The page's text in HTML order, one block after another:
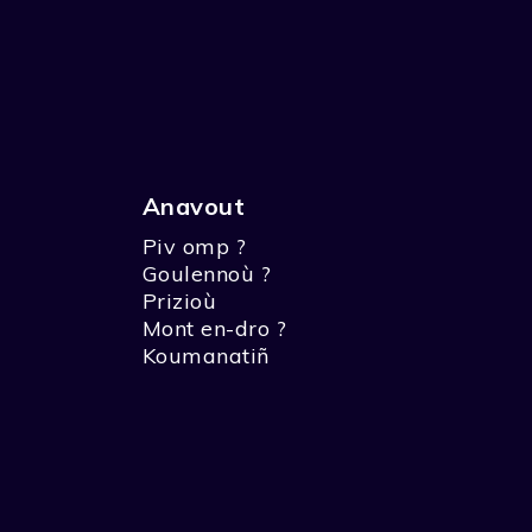
Anavout
Piv omp ?
Goulennoù ?
Prizioù
Mont en-dro ?
Koumanatiñ